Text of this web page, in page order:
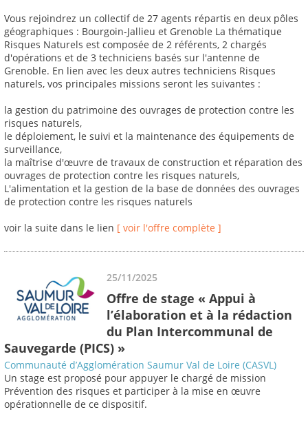
Vous rejoindrez un collectif de 27 agents répartis en deux pôles
géographiques : Bourgoin-Jallieu et Grenoble La thématique
Risques Naturels est composée de 2 référents, 2 chargés
d'opérations et de 3 techniciens basés sur l'antenne de
Grenoble. En lien avec les deux autres techniciens Risques
naturels, vos principales missions seront les suivantes :
la gestion du patrimoine des ouvrages de protection contre les
risques naturels,
le déploiement, le suivi et la maintenance des équipements de
surveillance,
la maîtrise d'œuvre de travaux de construction et réparation des
ouvrages de protection contre les risques naturels,
L'alimentation et la gestion de la base de données des ouvrages
de protection contre les risques naturels
voir la suite dans le lien [ voir l'offre complète ]
25/11/2025
Offre de stage « Appui à
l’élaboration et à la rédaction
du Plan Intercommunal de
Sauvegarde (PICS) »
Communauté d’Agglomération Saumur Val de Loire (CASVL)
Un stage est proposé pour appuyer le chargé de mission
Prévention des risques et participer à la mise en œuvre
opérationnelle de ce dispositif.